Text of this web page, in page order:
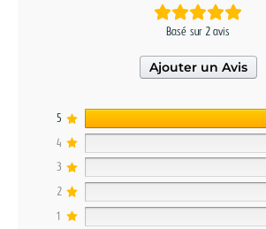
Basé sur 2 avis
Ajouter un Avis
5
4
3
2
1